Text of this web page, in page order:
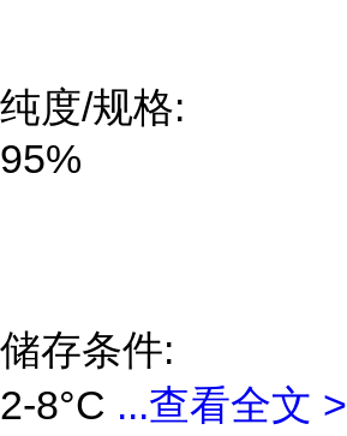
纯度/规格:
95%
储存条件:
2-8°C ...查看全文 >